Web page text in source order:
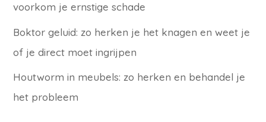
voorkom je ernstige schade
Boktor geluid: zo herken je het knagen en weet je
of je direct moet ingrijpen
Houtworm in meubels: zo herken en behandel je
het probleem